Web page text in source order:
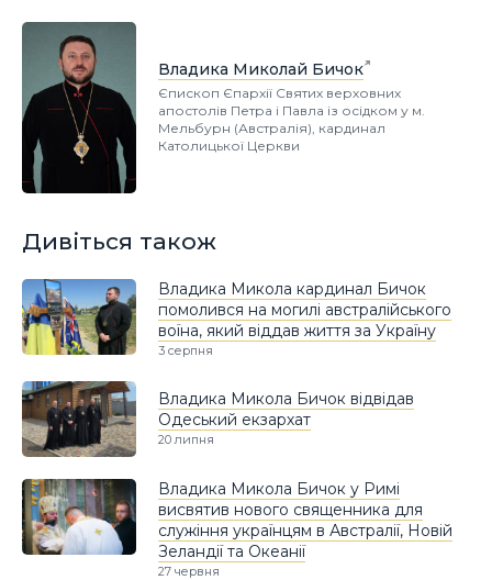
Владика Миколай Бичок
Єпископ Єпархії Святих верховних
апостолів Петра і Павла із осідком у м.
Мельбурн (Австралія), кардинал
Католицької Церкви
Дивіться також
Владика Микола кардинал Бичок
помолився на могилі австралійського
воїна, який віддав життя за Україну
3 серпня
Владика Микола Бичок відвідав
Одеський екзархат
20 липня
Владика Микола Бичок у Римі
висвятив нового священника для
служіння українцям в Австралії, Новій
Зеландії та Океанії
27 червня